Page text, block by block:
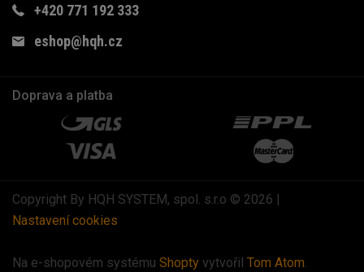
+420 771 192 333
eshop@hqh.cz
Doprava a platba
Copyright By HQH SYSTEM, spol. s.r.o © 2026 |
Nastavení cookies
Na e-shopovém systému Shopty vytvořil Tom Atom.